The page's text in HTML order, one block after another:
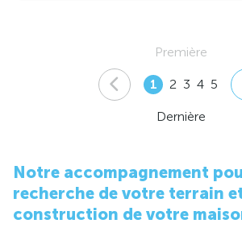
Première
1 2 3 4 5
Dernière
Notre accompagnement
recherche de votre terrain
construction de votre